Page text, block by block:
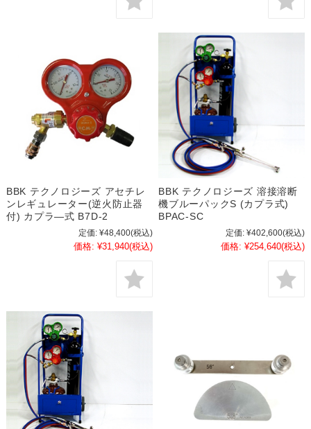
BBK テクノロジーズ アセチレ
ンレギュレーター(逆火防止器
付) カプラ―式 B7D-2
定価: ¥48,400(税込)
価格: ¥31,940(税込)
BBK テクノロジーズ 溶接溶断
機ブルーパックS (カプラ式)
BPAC-SC
定価: ¥402,600(税込)
価格: ¥254,640(税込)